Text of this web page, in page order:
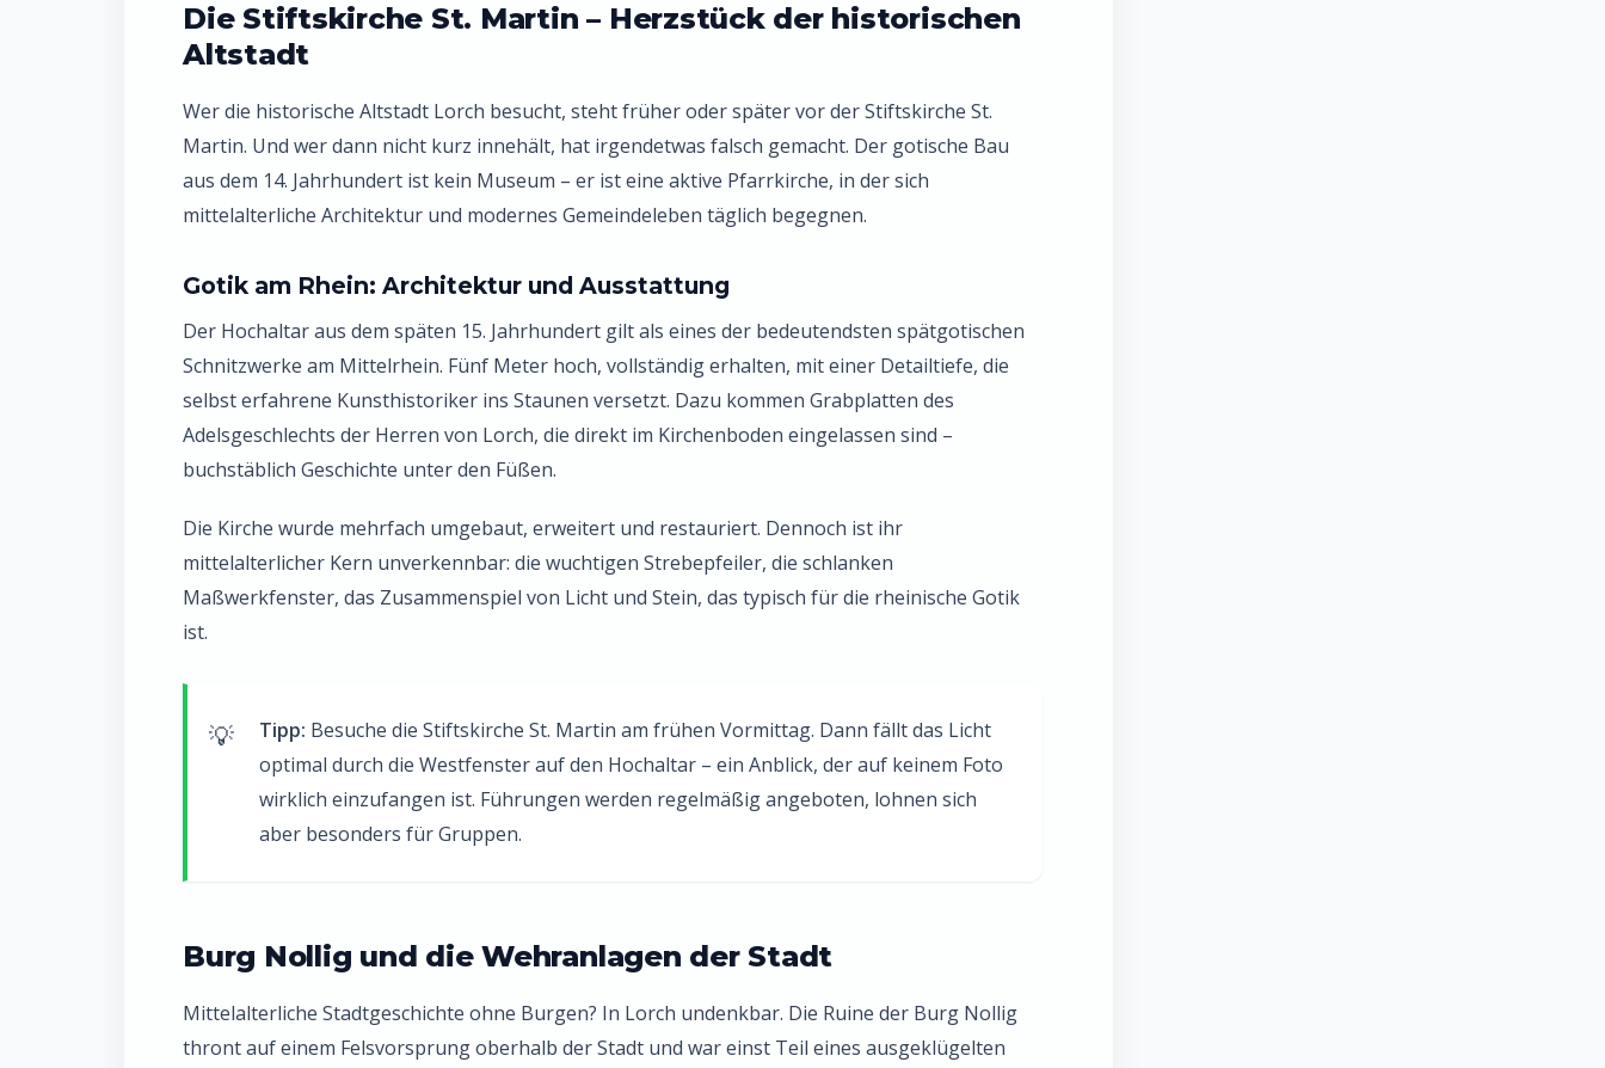
Die Stiftskirche St. Martin – Herzstück der historischen
Altstadt
Wer die historische Altstadt Lorch besucht, steht früher oder später vor der Stiftskirche St.
Martin. Und wer dann nicht kurz innehält, hat irgendetwas falsch gemacht. Der gotische Bau
aus dem 14. Jahrhundert ist kein Museum – er ist eine aktive Pfarrkirche, in der sich
mittelalterliche Architektur und modernes Gemeindeleben täglich begegnen.
Gotik am Rhein: Architektur und Ausstattung
Der Hochaltar aus dem späten 15. Jahrhundert gilt als eines der bedeutendsten spätgotischen
Schnitzwerke am Mittelrhein. Fünf Meter hoch, vollständig erhalten, mit einer Detailtiefe, die
selbst erfahrene Kunsthistoriker ins Staunen versetzt. Dazu kommen Grabplatten des
Adelsgeschlechts der Herren von Lorch, die direkt im Kirchenboden eingelassen sind –
buchstäblich Geschichte unter den Füßen.
Die Kirche wurde mehrfach umgebaut, erweitert und restauriert. Dennoch ist ihr
mittelalterlicher Kern unverkennbar: die wuchtigen Strebepfeiler, die schlanken
Maßwerkfenster, das Zusammenspiel von Licht und Stein, das typisch für die rheinische Gotik
ist.
Tipp: Besuche die Stiftskirche St. Martin am frühen Vormittag. Dann fällt das Licht
optimal durch die Westfenster auf den Hochaltar – ein Anblick, der auf keinem Foto
wirklich einzufangen ist. Führungen werden regelmäßig angeboten, lohnen sich
aber besonders für Gruppen.
Burg Nollig und die Wehranlagen der Stadt
Mittelalterliche Stadtgeschichte ohne Burgen? In Lorch undenkbar. Die Ruine der Burg Nollig
thront auf einem Felsvorsprung oberhalb der Stadt und war einst Teil eines ausgeklügelten